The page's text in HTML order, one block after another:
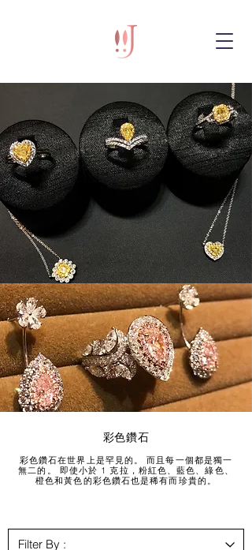
彩色鑽石
彩色鑽石在世界上是罕見的。 而且每一個都是獨一
無二的。 即使小於 1 克拉，粉紅色、藍色、綠色、
橙色和黃色的彩色鑽石也是稀有而珍貴的。